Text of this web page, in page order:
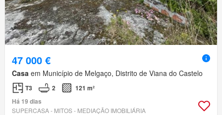
47 000 €
Casa em Município de Melgaço, Distrito de Viana do Castelo
T3 2
121 m²
Há 19 dias
SUPERCASA - MITOS - MEDIAÇÃO IMOBILIÁRIA